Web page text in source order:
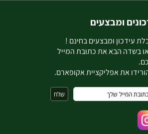
ומבצעים
עידכון ומבצעים בחינם !
בשדה הבא את כתובת המייל
את אפליקציית אקופארם.